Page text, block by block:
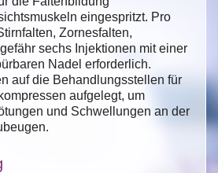
eingespritzt. Pro
Zornesfalten,
sechs Injektionen mit einer
Nadel erforderlich.
auf die Behandlungsstellen für
aufgelegt, um
und Schwellungen an der